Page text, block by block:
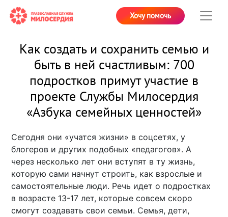
Хочу помочь
Как создать и сохранить семью и
быть в ней счастливым: 700
подростков примут участие в
проекте Службы Милосердия
«Азбука семейных ценностей»
Сегодня они «учатся жизни» в соцсетях, у
блогеров и других подобных «педагогов». А
через несколько лет они вступят в ту жизнь,
которую сами начнут строить, как взрослые и
самостоятельные люди. Речь идет о подростках
в возрасте 13-17 лет, которые совсем скоро
смогут создавать свои семьи. Семья, дети,